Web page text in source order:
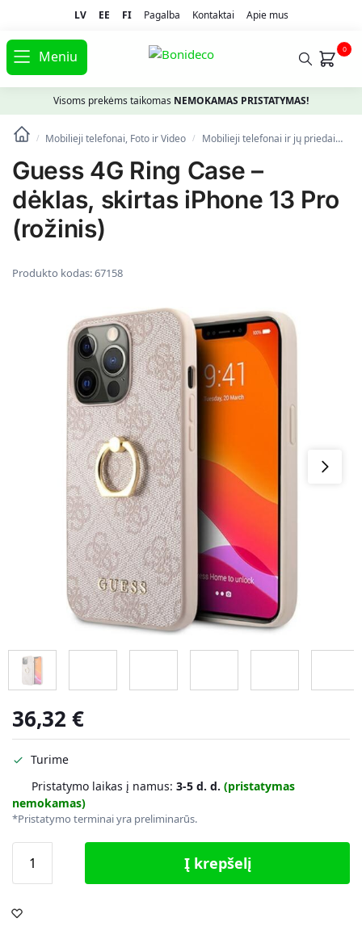
LV EE FI Pagalba Kontaktai Apie mus
Meniu 0
Visoms prekėms taikomas NEMOKAMAS PRISTATYMAS!
/ Mobilieji telefonai, Foto ir Video / Mobilieji telefonai ir jų priedai
Guess 4G Ring Case –
dėklas, skirtas iPhone 13 Pro
(rožinis)
Produkto kodas:67158
36,32 €
Turime
Pristatymo laikas į namus: 3-5 d. d. (pristatymas
nemokamas)
*Pristatymo terminai yra preliminarūs.
Į krepšelį